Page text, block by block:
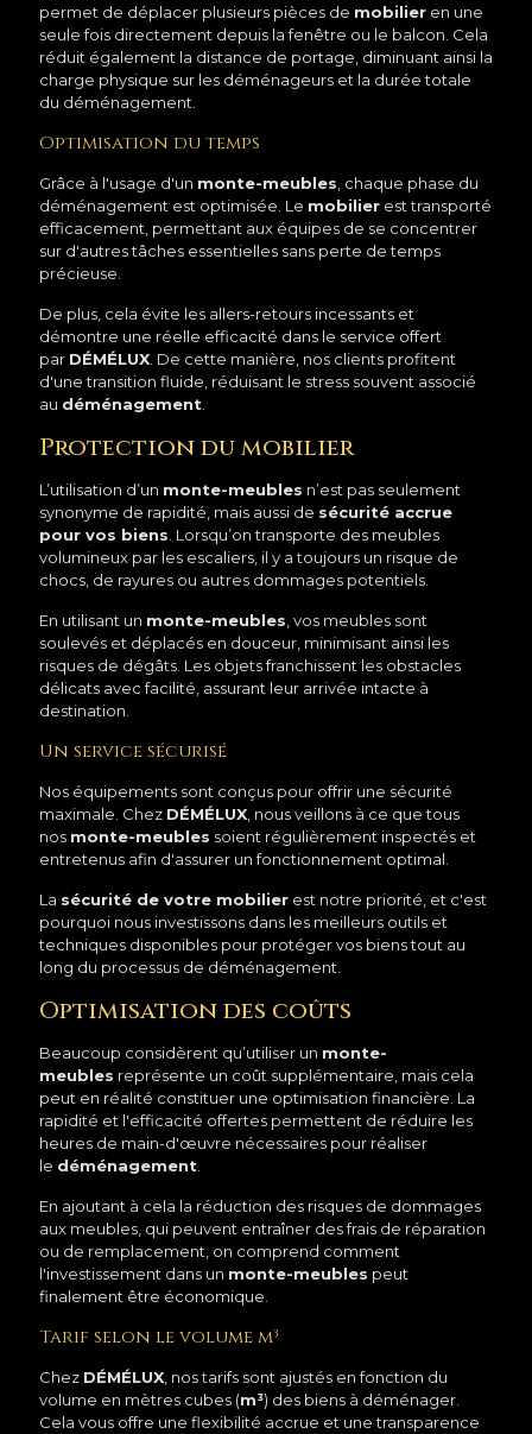
permet de déplacer plusieurs pièces de mobilier en une
seule fois directement depuis la fenêtre ou le balcon. Cela
réduit également la distance de portage, diminuant ainsi la
charge physique sur les déménageurs et la durée totale
du déménagement.
Optimisation du temps
Grâce à l'usage d'un monte-meubles , chaque phase du
déménagement est optimisée. Le mobilier est transporté
efficacement, permettant aux équipes de se concentrer
sur d'autres tâches essentielles sans perte de temps
précieuse.
De plus, cela évite les allers-retours incessants et
démontre une réelle efficacité dans le service offert
par DÉMÉLUX . De cette manière, nos clients profitent
d'une transition fluide, réduisant le stress souvent associé
au déménagement
Protection du mobilier
L’utilisation d’un monte-meubles n’est pas seulement
synonyme de rapidité, mais aussi de sécurité accrue
pour vos biens . Lorsqu’on transporte des meubles
volumineux par les escaliers, il y a toujours un risque de
chocs, de rayures ou autres dommages potentiels.
En utilisant un monte-meubles , vos meubles sont
soulevés et déplacés en douceur, minimisant ainsi les
risques de dégâts. Les objets franchissent les obstacles
délicats avec facilité, assurant leur arrivée intacte à
destination.
Un service sécurisé
Nos équipements sont conçus pour offrir une sécurité
maximale. Chez DÉMÉLUX , nous veillons à ce que tous
nos monte-meubles soient régulièrement inspectés et
entretenus afin d'assurer un fonctionnement optimal.
La sécurité de votre mobilier est notre priorité, et c'est
pourquoi nous investissons dans les meilleurs outils et
techniques disponibles pour protéger vos biens tout au
long du processus de déménagement.
Optimisation des coûts
Beaucoup considèrent qu’utiliser un monte-
meubles représente un coût supplémentaire, mais cela
peut en réalité constituer une optimisation financière. La
rapidité et l'efficacité offertes permettent de réduire les
heures de main-d'œuvre nécessaires pour réaliser
le déménagement
En ajoutant à cela la réduction des risques de dommages
aux meubles, qui peuvent entraîner des frais de réparation
ou de remplacement, on comprend comment
l'investissement dans un monte-meubles peut
finalement être économique.
Tarif selon le volume m³
Chez DÉMÉLUX , nos tarifs sont ajustés en fonction du
volume en mètres cubes (m³) des biens à déménager.
Cela vous offre une flexibilité accrue et une transparence